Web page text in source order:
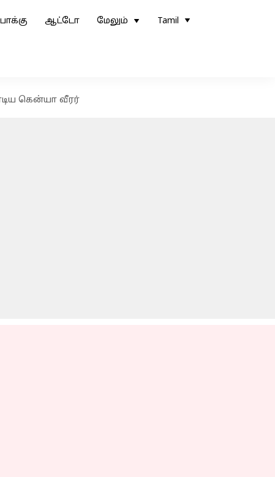
ஆட்டோ மேலும் Tamil
கென்யா வீரர்